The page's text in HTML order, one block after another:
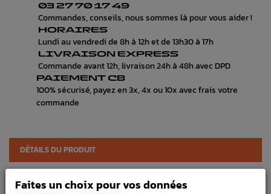
03 27 70 17 49
Commandes, conseils, nous sommes là pour vous aider !
HORAIRES
Lundi au vendredi de 8h à 12h et de 13h30 à 17h
LIVRAISON EXPRESS
Commande avant 12h, livraison 24h à 48h avec DPD
PAIEMENT CB
100% sécurisé, payez en 3x, 4x ou 10x avec frais votre
commande
DÉTAILS DU PRODUIT
Faites un choix pour vos données